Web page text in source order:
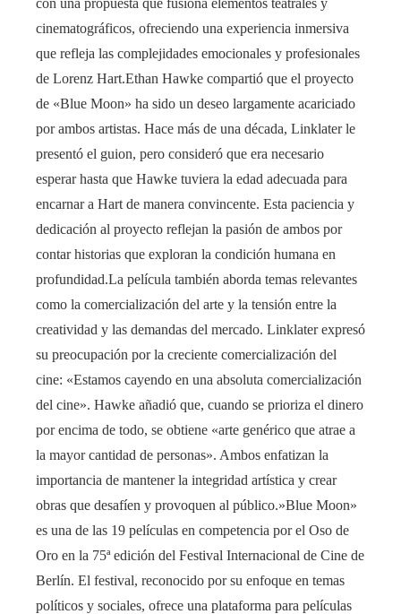
cinematográficos, ofreciendo una experiencia inmersiva
que refleja las complejidades emocionales y profesionales
de Lorenz Hart.Ethan Hawke compartió que el proyecto
de «Blue Moon» ha sido un deseo largamente acariciado
por ambos artistas. Hace más de una década, Linklater le
presentó el guion, pero consideró que era necesario
esperar hasta que Hawke tuviera la edad adecuada para
encarnar a Hart de manera convincente. Esta paciencia y
dedicación al proyecto reflejan la pasión de ambos por
contar historias que exploran la condición humana en
profundidad.La película también aborda temas relevantes
como la comercialización del arte y la tensión entre la
creatividad y las demandas del mercado. Linklater expresó
su preocupación por la creciente comercialización del
cine: «Estamos cayendo en una absoluta comercialización
del cine». Hawke añadió que, cuando se prioriza el dinero
por encima de todo, se obtiene «arte genérico que atrae a
la mayor cantidad de personas». Ambos enfatizan la
importancia de mantener la integridad artística y crear
obras que desafíen y provoquen al público.»Blue Moon»
es una de las 19 películas en competencia por el Oso de
Oro en la 75ª edición del Festival Internacional de Cine de
Berlín. El festival, reconocido por su enfoque en temas
políticos y sociales, ofrece una plataforma para películas